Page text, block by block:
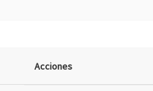
Acciones